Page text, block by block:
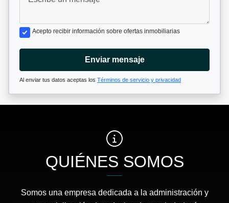
Acepto recibir información sobre ofertas inmobiliarias
Enviar mensaje
Al enviar tus datos aceptas los Términos de servicio y privacidad
QUIÉNES SOMOS
Somos una empresa dedicada a la administración y